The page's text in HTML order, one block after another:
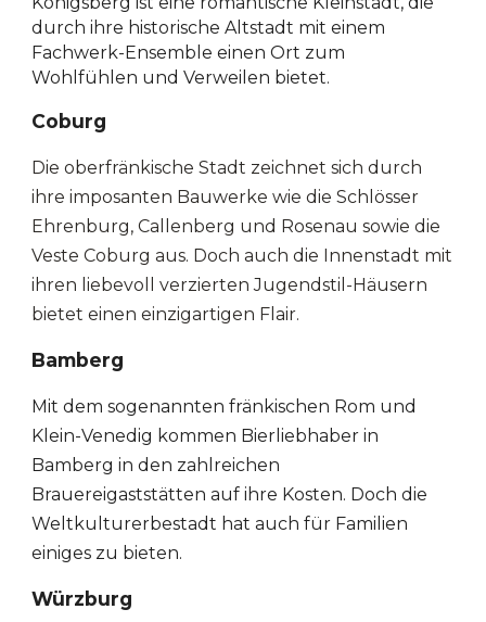
durch ihre historische Altstadt mit einem
Fachwerk-Ensemble einen Ort zum
Wohlfühlen und Verweilen bietet.
Coburg
Die oberfränkische Stadt zeichnet sichdurch
ihre imposanten Bauwerke wie die Schlösser
Ehrenburg, Callenberg und Rosenau sowie die
Veste Coburg aus. Doch auch die Innenstadt mit
ihren liebevoll verzierten Jugendstil-Häusern
bietet einen einzigartigen Flair.
Bamberg
Mit dem sogenannten fränkischen Rom und
Klein-Venedig kommen Bierliebhaber in
Bamberg in den zahlreichen
Brauereigaststätten auf ihre Kosten. Doch die
Weltkulturerbestadt hat auch für Familien
einiges zu bieten.
Würzburg